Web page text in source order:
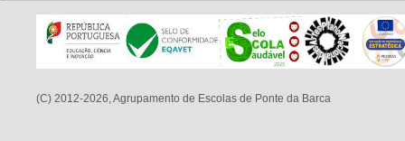
(C) 2012-2026, Agrupamento de Escolas de Ponte da Barca